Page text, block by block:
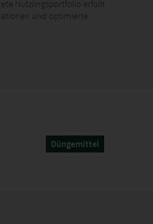
Nützlingsportfolio erfüllt
und optimierte
Anwendungen
Düngemittel